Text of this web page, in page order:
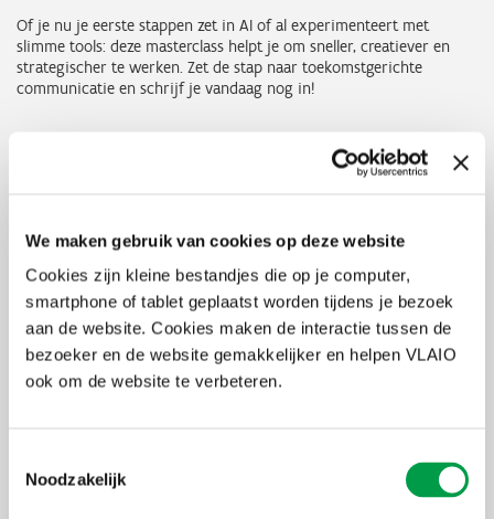
We maken gebruik van cookies op deze website
Cookies zijn kleine bestandjes die op je computer,
smartphone of tablet geplaatst worden tijdens je bezoek
aan de website. Cookies maken de interactie tussen de
bezoeker en de website gemakkelijker en helpen VLAIO
ook om de website te verbeteren.
Noodzakelijk
Of je nu je eerste stappen zet in AI of al experimenteert met
slimme tools: deze masterclass helpt je om sneller, creatiever en
strategischer te werken. Zet de stap naar toekomstgerichte
communicatie en schrijf je vandaag nog in!
betaling inclusief 21% btw.
Let op!Annuleringen die minder dan 5 dagen voor de start van
dit evenement worden gemaakt, worden niet terugbetaald.
kunt echter op elk moment iemand anders in jouw plaats sturen,
zonder kosten. Zorg er wel voor dat je ons op de hoogte brengt
van de naamsverandering.
Dit event maakt deel uit van het
waarbinnen 13 Vlaamse partners, waaronder Centexbel, een